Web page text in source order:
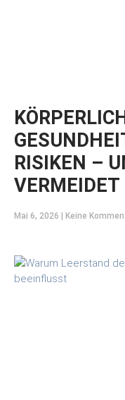
RISIKEN –
VERMEIDET
Mai 6, 2026 Keine